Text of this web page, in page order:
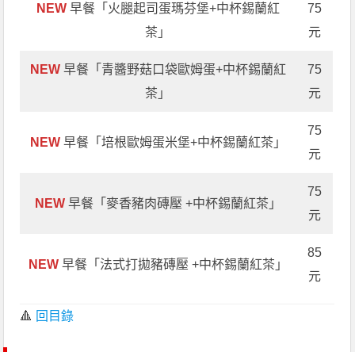
NEW早餐「火腿起司蛋瑪芬堡+中杯錫蘭紅
茶」
75
元
NEW早餐「青醬野菇口袋歐姆蛋+中杯錫蘭紅
茶」
75
元
NEW早餐「培根歐姆蛋米堡+中杯錫蘭紅茶」
75
元
NEW早餐「麥香豬肉磚壓 +中杯錫蘭紅茶」
75
元
NEW早餐「法式打拋豬磚壓 +中杯錫蘭紅茶」
85
元
🔺 回目錄